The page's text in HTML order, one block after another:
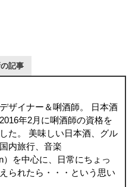
記事
ザイナー＆唎酒師。 日本酒
年2月に唎酒師の資格を
た。 美味しい日本酒、グル
内旅行、音楽
）を中心に、日常にちょっ
られたら・・・という思い